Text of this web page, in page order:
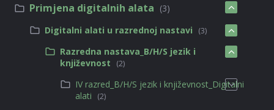
Primjena digitalnih alata (3)
Digitalni alati u razrednoj nastavi
(3)
Razredna nastava_B/H/S jezik i
književnost
(2)
IV razred_B/H/S jezik i književnost_Digitalni
alati
(2)